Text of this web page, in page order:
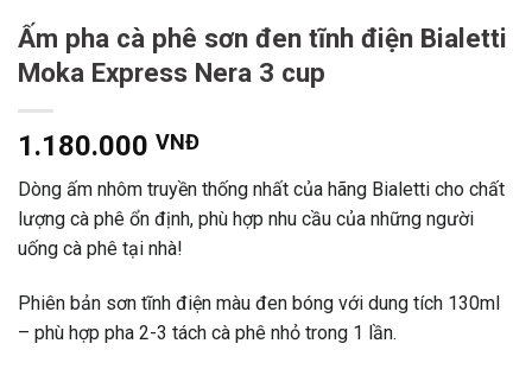
Ấm pha cà phê sơn đen tĩnh điện Bialetti
Moka Express Nera 3 cup
1.180.000 VNĐ
Dòng ấm nhôm truyền thống nhất của hãng Bialetti cho chất
lượng cà phê ổn định, phù hợp nhu cầu của những người
uống cà phê tại nhà!
Phiên bản sơn tĩnh điện màu đen bóng với dung tích 130ml
– phù hợp pha 2-3 tách cà phê nhỏ trong 1 lần.